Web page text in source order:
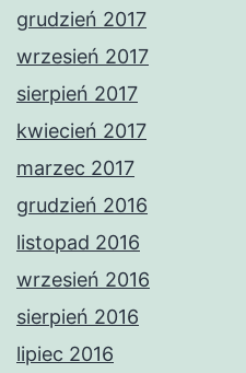
grudzień 2017
wrzesień 2017
sierpień 2017
kwiecień 2017
marzec 2017
grudzień 2016
listopad 2016
wrzesień 2016
sierpień 2016
lipiec 2016